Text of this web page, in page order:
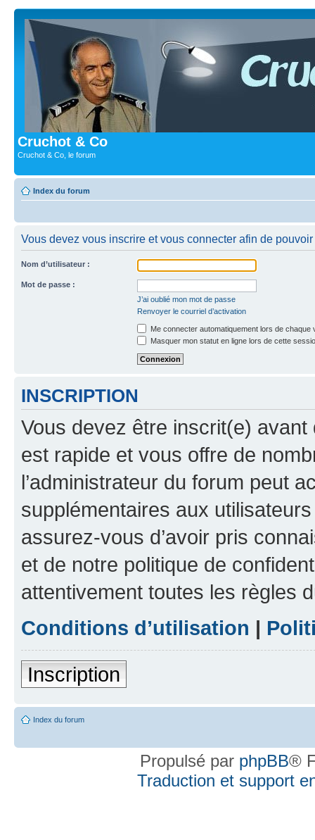
Cruchot & Co
Cruchot & Co, le forum
Index du forum
Vous devez vous inscrire et vous connecter afin de
Nom d’utilisateur :
Mot de passe :
J’ai oublié mon mot de passe
Renvoyer le courriel d’activation
Me connecter automatiquement lors de chaque
Masquer mon statut en ligne lors de cette
INSCRIPTION
Vous devez être inscrit(e) avant
est rapide et vous offre de
l’administrateur du forum peut
supplémentaires aux
assurez-vous d’avoir pris
et de notre politique de
attentivement toutes les règles
Conditions d’utilisation |
Inscription
Index du forum
Propulsé par phpBB®
Traduction et support